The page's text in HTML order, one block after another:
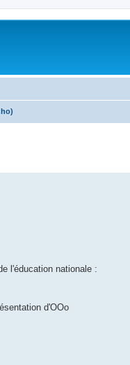
l'éducation nationale :
d'OOo